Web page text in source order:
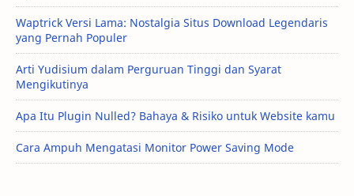
Waptrick Versi Lama: Nostalgia Situs Download Legendaris
yang Pernah Populer
Arti Yudisium dalam Perguruan Tinggi dan Syarat
Mengikutinya
Apa Itu Plugin Nulled? Bahaya & Risiko untuk Website kamu
Cara Ampuh Mengatasi Monitor Power Saving Mode